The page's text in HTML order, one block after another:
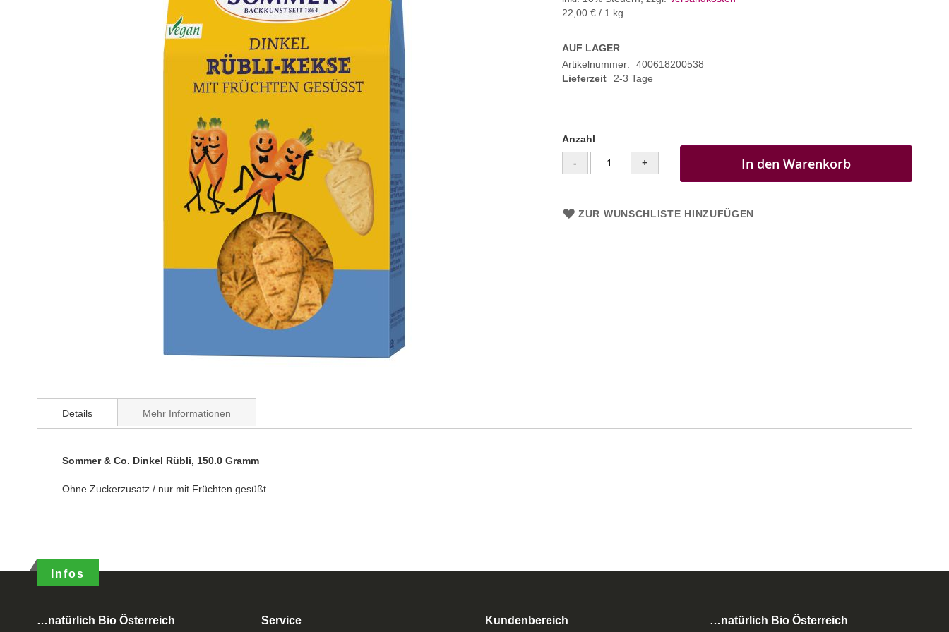
22,00 € / 1 kg
AUF LAGER
Artikelnummer
400618200538
Lieferzeit
2-3 Tage
Anzahl
- + In den Warenkorb
ZUR WUNSCHLISTE HINZUFÜGEN
Details
Sommer & Co. Dinkel Rübli, 150.0 Gramm
Ohne Zuckerzusatz / nur mit Früchten gesüßt
Mehr Informationen
Infos
…natürlich Bio Österreich Service Kundenbereich …natürlich Bio Österreich